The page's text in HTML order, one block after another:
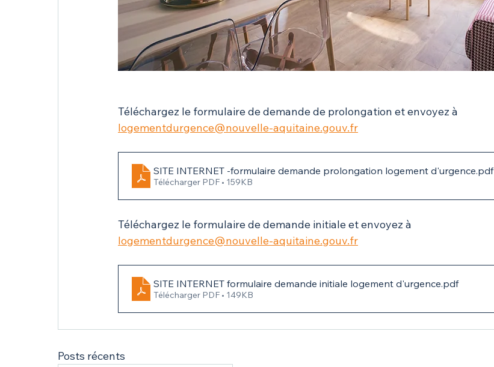
Téléchargez le formulaire de demande de prolongation et envoyez à
logementdurgence@nouvelle-aquitaine.gouv.fr
SITE INTERNET -formulaire demande prolongation logement d'urgence.pdf
Télécharger PDF • 159KB
Téléchargez le formulaire de demande initiale et envoyez à
logementdurgence@nouvelle-aquitaine.gouv.fr
SITE INTERNET formulaire demande initiale logement d'urgence.pdf
Télécharger PDF • 149KB
Posts récents